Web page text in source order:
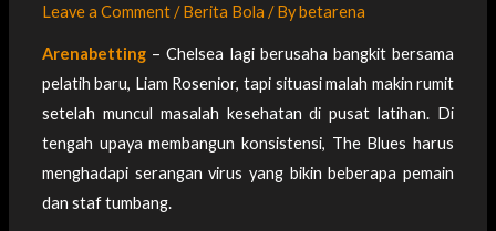
Leave a Comment/Berita Bola / Bybetarena
Arenabetting– Chelsea lagi berusaha bangkit bersama
pelatih baru, Liam Rosenior, tapi situasi malah makin rumit
setelah muncul masalah kesehatan di pusat latihan. Di
tengah upaya membangun konsistensi, The Blues harus
menghadapi serangan virus yang bikin beberapa pemain
dan staf tumbang.